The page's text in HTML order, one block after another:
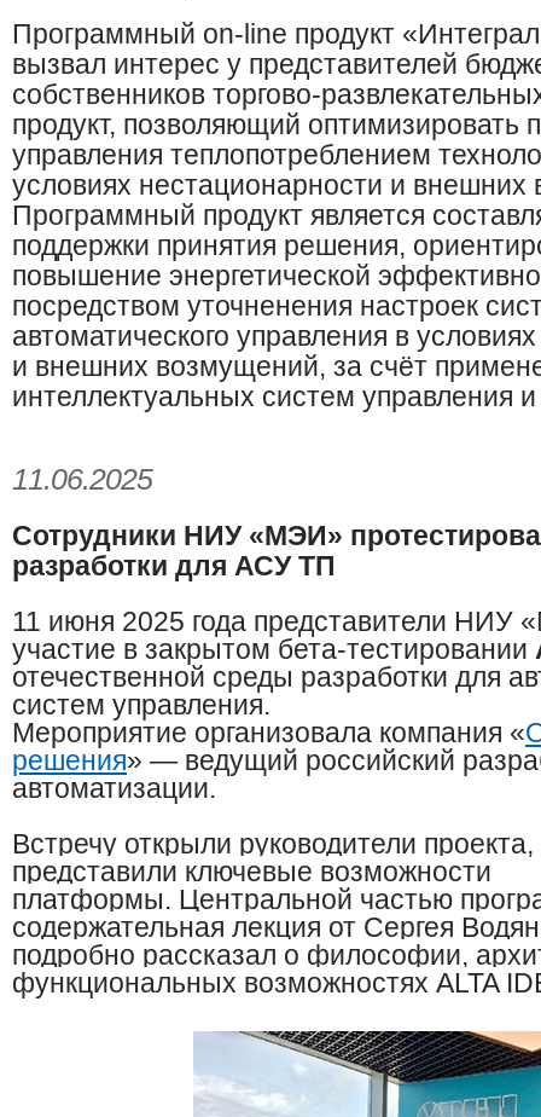
Программный on- line продукт
вызвал интерес у представителей
собственников торгово-
продукт, позволяющий оптимизировать
управления теплопотреблением
условиях нестационарности и
Программный продукт является
поддержки принятия решения,
повышение энергетической
посредством уточненения настроек
автоматического управления в
и внешних возмущений, за счёт
интеллектуальных систем управления
11.06.2025​
Сотрудники НИУ «МЭИ»
разработки для АСУ ТП ​
11 июня 2025 года представители НИУ
участие в закрытом бета-тестировании
отечественной среды разработки для
систем управления.
Мероприятие организовала компания «
решения» — ведущий российский
автоматизации.
Встречу открыли руководители проекта,
представили ключевые возможности
платформы. Центральной частью
содержательная лекция от Сергея
подробно рассказал о философии,
функциональных возможностях ALTA